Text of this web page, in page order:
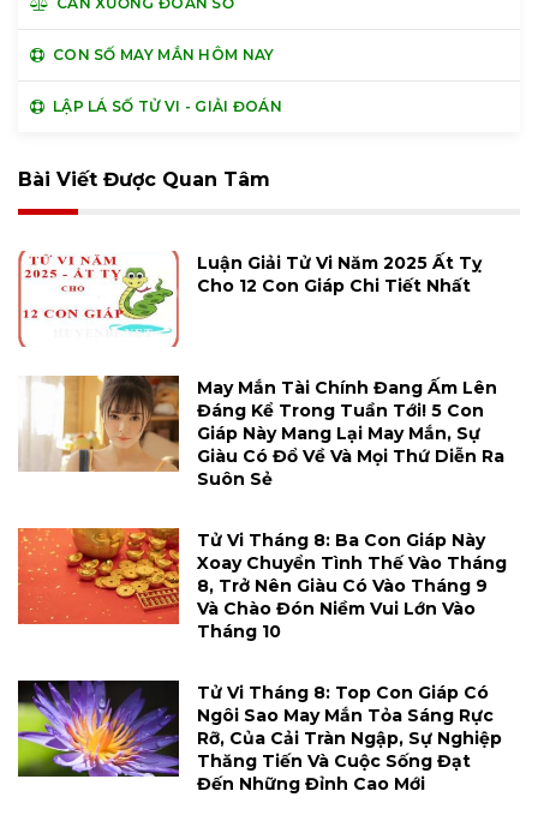
CON SỐ MAY MẮN HÔM NAY
LẬP LÁ SỐ TỬ VI - GIẢI ĐOÁN
Bài Viết Được Quan Tâm
Luận Giải Tử Vi Năm 2025 Ất Tỵ
Cho 12 Con Giáp Chi Tiết Nhất
May Mắn Tài Chính Đang Ấm Lên
Đáng Kể Trong Tuần Tới! 5 Con
Giáp Này Mang Lại May Mắn, Sự
Giàu Có Đổ Về Và Mọi Thứ Diễn Ra
Suôn Sẻ
Tử Vi Tháng 8: Ba Con Giáp Này
Xoay Chuyển Tình Thế Vào Tháng
8, Trở Nên Giàu Có Vào Tháng 9
Và Chào Đón Niềm Vui Lớn Vào
Tháng 10
Tử Vi Tháng 8: Top Con Giáp Có
Ngôi Sao May Mắn Tỏa Sáng Rực
Rỡ, Của Cải Tràn Ngập, Sự Nghiệp
Thăng Tiến Và Cuộc Sống Đạt
Đến Những Đỉnh Cao Mới